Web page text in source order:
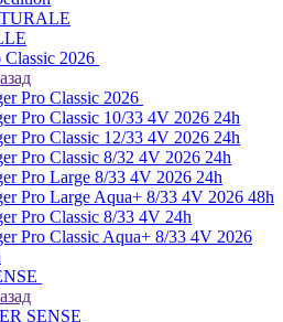
Classic 2026
Pro Classic 2026
Pro Classic 10/33 4V 2026 24h
Pro Classic 12/33 4V 2026 24h
Pro Classic 8/32 4V 2026 24h
Pro Large 8/33 4V 2026 24h
Pro Large Aqua+ 8/33 4V 2026 48h
Pro Classic 8/33 4V 24h
Pro Classic Aqua+ 8/33 4V 2026
SENSE